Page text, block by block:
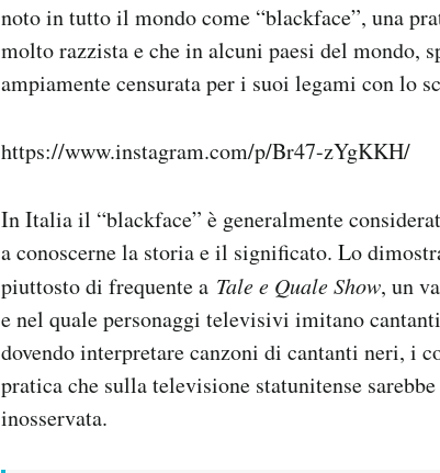
noto in tutto il mondo come “blackface”, una
molto razzista e che in alcuni paesi del mondo,
ampiamente censurata per i suoi legami con lo
https://www.instagram.com/p/Br47-zYgKKH/
In Italia il “blackface” è generalmente
a conoscerne la storia e il significato. Lo
piuttosto di frequente a Tale e Quale Show, un
e nel quale personaggi televisivi imitano
dovendo interpretare canzoni di cantanti neri, i
pratica che sulla televisione statunitense
inosservata.